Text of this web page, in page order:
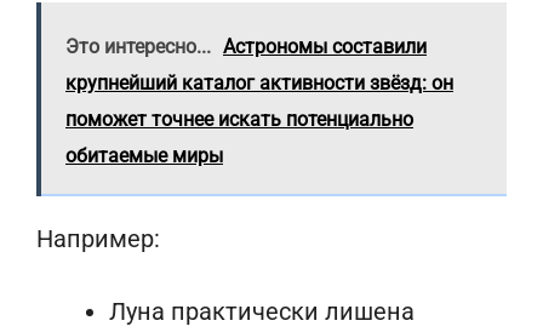
Это интересно... Астрономы составили
крупнейший каталог активности звёзд: он
поможет точнее искать потенциально
обитаемые миры
Например:
Луна практически лишена